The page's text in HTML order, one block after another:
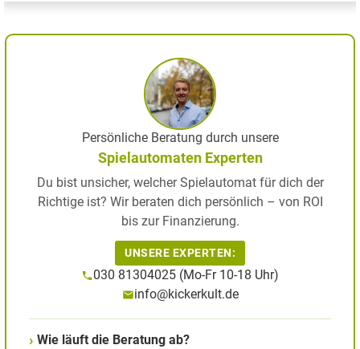
Persönliche Beratung durch unsere
Spielautomaten Experten
Du bist unsicher, welcher Spielautomat für dich der
Richtige ist? Wir beraten dich persönlich – von ROI
bis zur Finanzierung.
UNSERE EXPERTEN:
030 81304025 (Mo-Fr 10-18 Uhr)
info@kickerkult.de
Wie läuft die Beratung ab?